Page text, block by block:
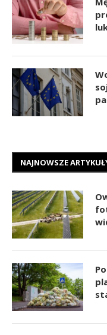
NAJNOWSZE